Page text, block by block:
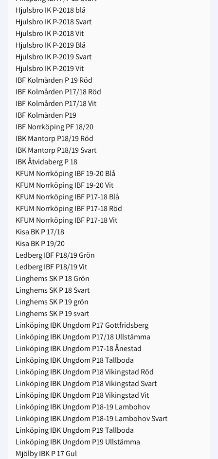
Hjulsbro IK P-2018 blå
Hjulsbro IK P-2018 Svart
Hjulsbro IK P-2018 Vit
Hjulsbro IK P-2019 Blå
Hjulsbro IK P-2019 Svart
Hjulsbro IK P-2019 Vit
IBF Kolmården P 19 Röd
IBF Kolmården P17/18 Röd
IBF Kolmården P17/18 Vit
IBF Kolmården P19
IBF Norrköping PF 18/20
IBK Mantorp P18/19 Röd
IBK Mantorp P18/19 Svart
IBK Åtvidaberg P 18
KFUM Norrköping IBF 19-20 Blå
KFUM Norrköping IBF 19-20 Vit
KFUM Norrköping IBF P17-18 Blå
KFUM Norrköping IBF P17-18 Röd
KFUM Norrköping IBF P17-18 Vit
Kisa BK P 17/18
Kisa BK P 19/20
Ledberg IBF P18/19 Grön
Ledberg IBF P18/19 Vit
Linghems SK P 18 Grön
Linghems SK P 18 Svart
Linghems SK P 19 grön
Linghems SK P 19 svart
Linköping IBK Ungdom P17 Gottfridsberg
Linköping IBK Ungdom P17/18 Ullstämma
Linköping IBK Ungdom P17-18 Ånestad
Linköping IBK Ungdom P18 Tallboda
Linköping IBK Ungdom P18 Vikingstad Röd
Linköping IBK Ungdom P18 Vikingstad Svart
Linköping IBK Ungdom P18 Vikingstad Vit
Linköping IBK Ungdom P18-19 Lambohov
Linköping IBK Ungdom P18-19 Lambohov Svart
Linköping IBK Ungdom P19 Tallboda
Linköping IBK Ungdom P19 Ullstämma
Mjölby IBK P 17 Gul